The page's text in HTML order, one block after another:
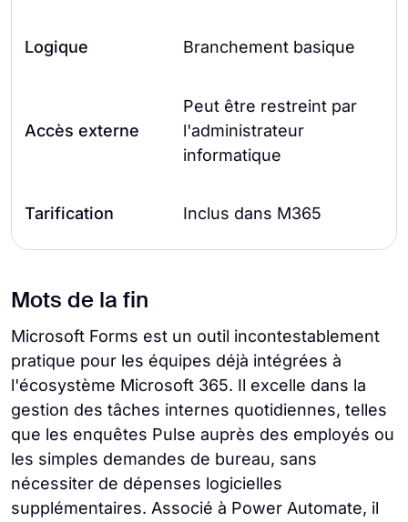
Logique Branchement basique
Accès externe
Peut être restreint par
l'administrateur
informatique
Tarification Inclus dans M365
Mots de la fin
Microsoft Forms est un outil incontestablement
pratique pour les équipes déjà intégrées à
l'écosystème Microsoft 365. Il excelle dans la
gestion des tâches internes quotidiennes, telles
que les enquêtes Pulse auprès des employés ou
les simples demandes de bureau, sans
nécessiter de dépenses logicielles
supplémentaires. Associé à Power Automate, il